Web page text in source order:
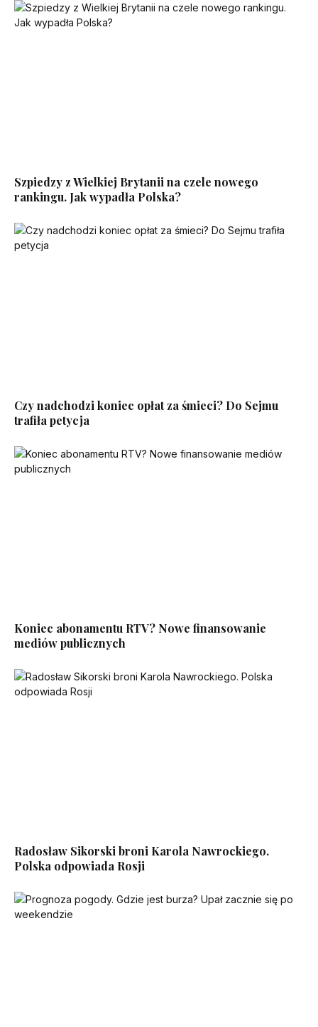
Szpiedzy z Wielkiej Brytanii na czele nowego
rankingu. Jak wypadła Polska?
Czy nadchodzi koniec opłat za śmieci? Do Sejmu
trafiła petycja
Koniec abonamentu RTV? Nowe finansowanie
mediów publicznych
Radosław Sikorski broni Karola Nawrockiego.
Polska odpowiada Rosji